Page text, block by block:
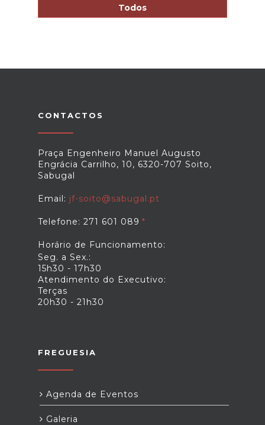
Todos
CONTACTOS
Praça Engenheiro Manuel Augusto
Engrácia Carrilho, 10, 6320-707 Soito,
Sabugal
Email: jf-soito@sabugal.pt
Telefone: 271 601 089
Horário de Funcionamento:
Seg. a Sex.:
15h30 - 17h30
Atendimento do Executivo:
Terças
20h30 - 21h30
FREGUESIA
Agenda de Eventos
Galeria